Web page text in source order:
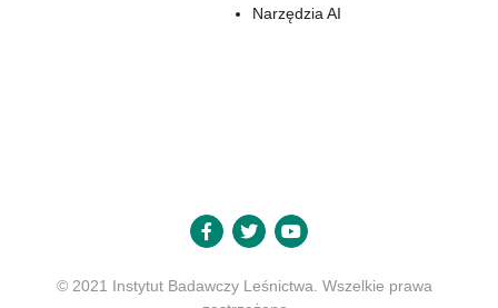
Narzędzia AI
© 2021 Instytut Badawczy Leśnictwa. Wszelkie prawa